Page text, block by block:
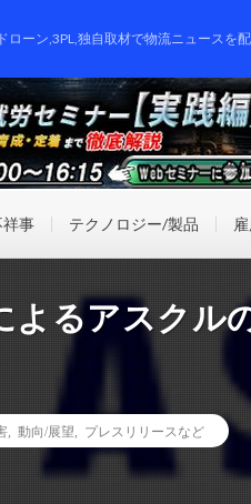
ローン,3PL,独自取材で物流ニュースを
事 テクノロジー/製品
よるアスクル
動向/展望 プレスリリースなど